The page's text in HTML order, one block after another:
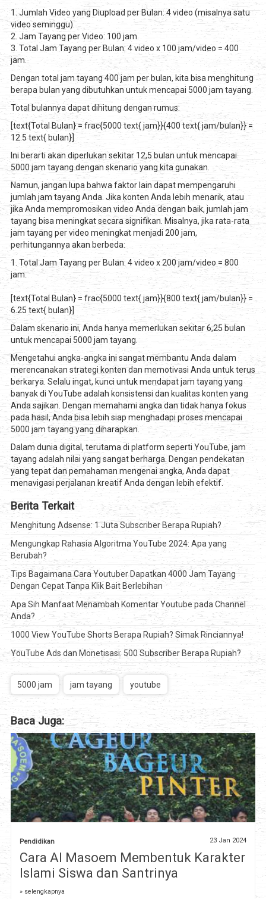
1. Jumlah Video yang Diupload per Bulan: 4 video (misalnya satu
video seminggu).
2. Jam Tayang per Video: 100 jam.
3. Total Jam Tayang per Bulan: 4 video x 100 jam/video = 400
jam.
Dengan total jam tayang 400 jam per bulan, kita bisa menghitung
berapa bulan yang dibutuhkan untuk mencapai 5000 jam tayang.
Total bulannya dapat dihitung dengan rumus:
[text{Total Bulan} = frac{5000 text{ jam}}{400 text{ jam/bulan}} =
12.5 text{ bulan}]
Ini berarti akan diperlukan sekitar 12,5 bulan untuk mencapai
5000 jam tayang dengan skenario yang kita gunakan.
Namun, jangan lupa bahwa faktor lain dapat mempengaruhi
jumlah jam tayang Anda. Jika konten Anda lebih menarik, atau
jika Anda mempromosikan video Anda dengan baik, jumlah jam
tayang bisa meningkat secara signifikan. Misalnya, jika rata-rata
jam tayang per video meningkat menjadi 200 jam,
perhitungannya akan berbeda:
1. Total Jam Tayang per Bulan: 4 video x 200 jam/video = 800
jam.
[text{Total Bulan} = frac{5000 text{ jam}}{800 text{ jam/bulan}} =
6.25 text{ bulan}]
Dalam skenario ini, Anda hanya memerlukan sekitar 6,25 bulan
untuk mencapai 5000 jam tayang.
Mengetahui angka-angka ini sangat membantu Anda dalam
merencanakan strategi konten dan memotivasi Anda untuk terus
berkarya. Selalu ingat, kunci untuk mendapat jam tayang yang
banyak di YouTube adalah konsistensi dan kualitas konten yang
Anda sajikan. Dengan memahami angka dan tidak hanya fokus
pada hasil, Anda bisa lebih siap menghadapi proses mencapai
5000 jam tayang yang diharapkan.
Dalam dunia digital, terutama di platform seperti YouTube, jam
tayang adalah nilai yang sangat berharga. Dengan pendekatan
yang tepat dan pemahaman mengenai angka, Anda dapat
menavigasi perjalanan kreatif Anda dengan lebih efektif.
Berita Terkait
Menghitung Adsense: 1 Juta Subscriber Berapa Rupiah?
Mengungkap Rahasia Algoritma YouTube 2024: Apa yang
Berubah?
Tips Bagaimana Cara Youtuber Dapatkan 4000 Jam Tayang
Dengan Cepat Tanpa Klik Bait Berlebihan
Apa Sih Manfaat Menambah Komentar Youtube pada Channel
Anda?
1000 View YouTube Shorts Berapa Rupiah? Simak Rinciannya!
YouTube Ads dan Monetisasi: 500 Subscriber Berapa Rupiah?
5000 jam jam tayang youtube
Baca Juga:
Pendidikan 23 Jan 2024
Cara Al Masoem Membentuk Karakter
Islami Siswa dan Santrinya
» selengkapnya